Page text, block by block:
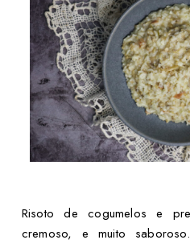
Risoto de cogumelos e
cremoso, e muito